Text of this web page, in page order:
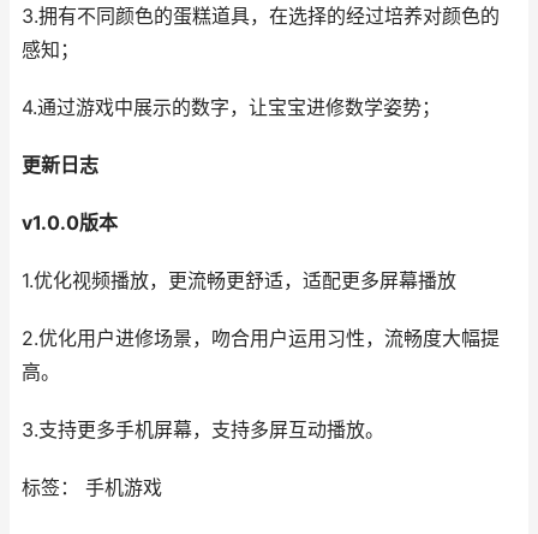
3.拥有不同颜色的蛋糕道具，在选择的经过培养对颜色的
感知；
4.通过游戏中展示的数字，让宝宝进修数学姿势；
更新日志
v1.0.0版本
1.优化视频播放，更流畅更舒适，适配更多屏幕播放
2.优化用户进修场景，吻合用户运用习性，流畅度大幅提
高。
3.支持更多手机屏幕，支持多屏互动播放。
标签： 手机游戏